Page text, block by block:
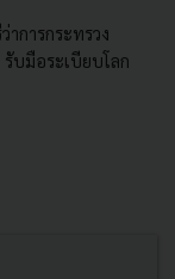
การกระทรวง
บมือระเบียบโลก